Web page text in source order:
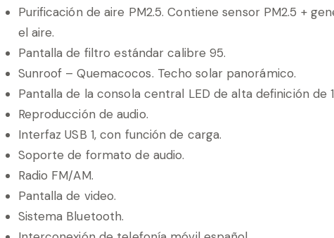
Purificación de aire PM2.5. Contiene sensor PM2.5 +
el aire.
Pantalla de filtro estándar calibre 95.
Sunroof – Quemacocos. Techo solar panorámico.
Pantalla de la consola central LED de alta definición de
Reproducción de audio.
Interfaz USB 1, con función de carga.
Soporte de formato de audio.
Radio FM/AM.
Pantalla de video.
Sistema Bluetooth.